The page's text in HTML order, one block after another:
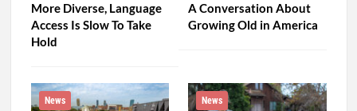
More Diverse, Language
Access Is Slow To Take
Hold
A Conversation About
Growing Old in America
News News